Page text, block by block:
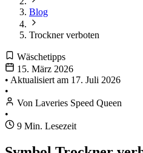
Blog
Trockner verboten
Wäschetipps
15. März 2026
• Aktualisiert am 17. Juli 2026
•
Von Laveries Speed Queen
•
9 Min. Lesezeit